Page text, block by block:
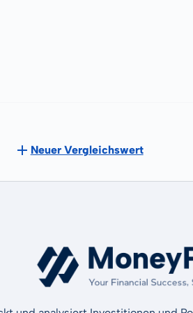
Neuer Vergleichswert